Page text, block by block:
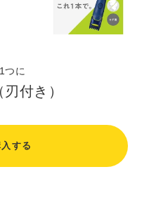
つに
付き）
する